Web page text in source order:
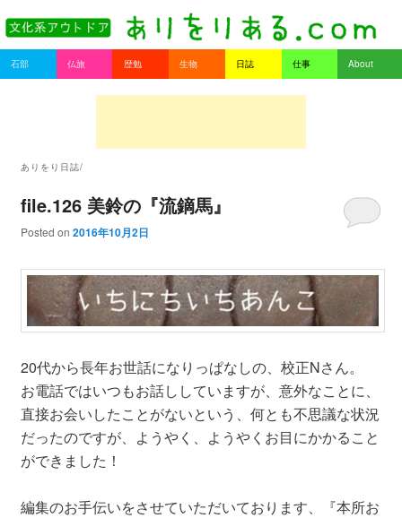
ありをりある.com
Main menu
Skip to primary content
Skip to secondary content
石部 仏旅 歴勉 生物 日誌 仕事 About
ありをり日誌/
file.126 美鈴の『流鏑馬』
Posted on 2016年10月2日
20代から長年お世話になりっぱなしの、校正Nさん。
お電話ではいつもお話ししていますが、意外なことに、
直接お会いしたことがないという、何とも不思議な状況
だったのですが、ようやく、ようやくお目にかかること
ができました！
編集のお手伝いをさせていただいております、『本所お